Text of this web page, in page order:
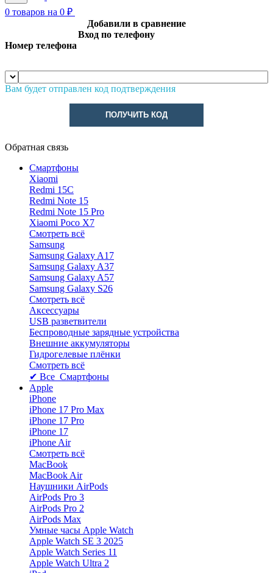
0 товаров на 0 ₽
Добавили в сравнение
Вход по телефону
Номер телефона
Вам будет отправлен код подтверждения
ПОЛУЧИТЬ КОД
Обратная связь
Смартфоны
Xiaomi
Redmi 15C
Redmi Note 15
Redmi Note 15 Pro
Xiaomi Poco X7
Смотреть всё
Samsung
Samsung Galaxy A17
Samsung Galaxy A37
Samsung Galaxy A57
Samsung Galaxy S26
Смотреть всё
Аксессуары
USB разветвители
Беспроводные зарядные устройства
Внешние аккумуляторы
Гидрогелевые плёнки
Смотреть всё
✔ Все Смартфоны
Apple
iPhone
iPhone 17 Pro Max
iPhone 17 Pro
iPhone 17
iPhone Air
Смотреть всё
MacBook
MacBook Air
Наушники AirPods
AirPods Pro 3
AirPods Pro 2
AirPods Max
Умные часы Apple Watch
Apple Watch SE 3 2025
Apple Watch Series 11
Apple Watch Ultra 2